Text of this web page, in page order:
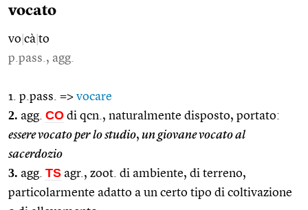
vocato
vo cà to
p.pass., agg.
1. p.pass. => vocare
2. agg. CO di qcn., naturalmente disposto, portato:
essere vocato per lo studio, un giovane vocato al
sacerdozio
3. agg. TS agr., zoot. di ambiente, di terreno,
particolarmente adatto a un certo tipo di coltivazione